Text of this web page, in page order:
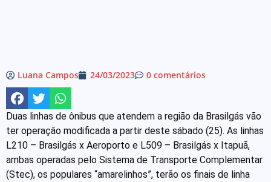
Luana Campos 24/03/2023 0 comentários
Duas linhas de ônibus que atendem a região da Brasilgás vão
ter operação modificada a partir deste sábado (25). As linhas
L210 – Brasilgás x Aeroporto e L509 – Brasilgás x Itapuã,
ambas operadas pelo Sistema de Transporte Complementar
(Stec), os populares “amarelinhos”, terão os finais de linha